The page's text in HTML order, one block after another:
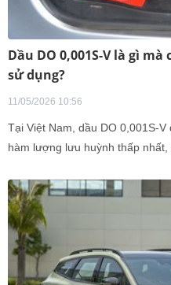
Dầu DO 0,001S-V là gì
sử dụng?
11/05/2026 10:56
Tại Việt Nam, dầu DO 0,001S-
hàm lượng lưu huỳnh thấp